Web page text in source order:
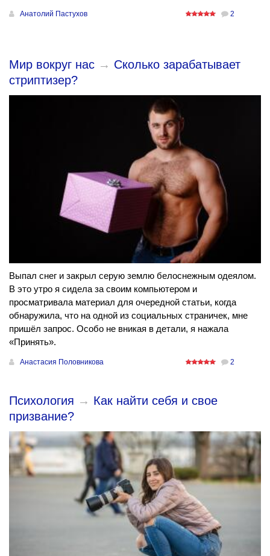
Анатолий Пастухов 2
Мир вокруг нас → Сколько зарабатывает
стриптизер?
Выпал снег и закрыл серую землю белоснежным одеялом.
В это утро я сидела за своим компьютером и
просматривала материал для очередной статьи, когда
обнаружила, что на одной из социальных страничек, мне
пришёл запрос. Особо не вникая в детали, я нажала
«Принять».
Анастасия Половникова 2
Психология → Как найти себя и свое
призвание?